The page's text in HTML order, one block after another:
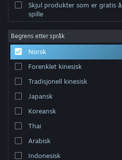
Om
Kundestøtte
Bytt språk
Skaff deg Steam-appen på mobil
Vis skrivebordsversjon
Skjul produkter som er gratis å
spille
Begrens etter språk
Norsk
Forenklet kinesisk
Tradisjonell kinesisk
Japansk
Koreansk
Thai
Arabisk
Indonesisk
Utgiver: Missing Calm
Sorter etter Relevans
0 treff på søket.